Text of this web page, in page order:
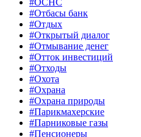
#Отбасы банк
#Отдых
#Открытый диалог
#Отмывание денег
#Отток инвестиций
#Отходы
#Охота
#Охрана
#Охрана природы
#Парикмахерские
#Парниковые газы
#Пенсионеры